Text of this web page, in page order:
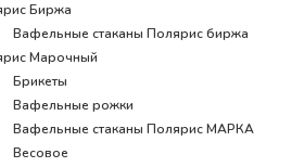
Биржа
Вафельные стаканы Полярис биржа
Марочный
Брикеты
Вафельные рожки
Вафельные стаканы Полярис МАРКА
Весовое